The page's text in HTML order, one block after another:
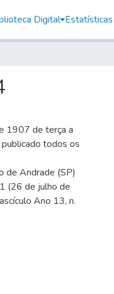
Digital Estatísticas
1907 de terça a
todos os
de Andrade (SP)
(26 de julho de
Ano 13, n.